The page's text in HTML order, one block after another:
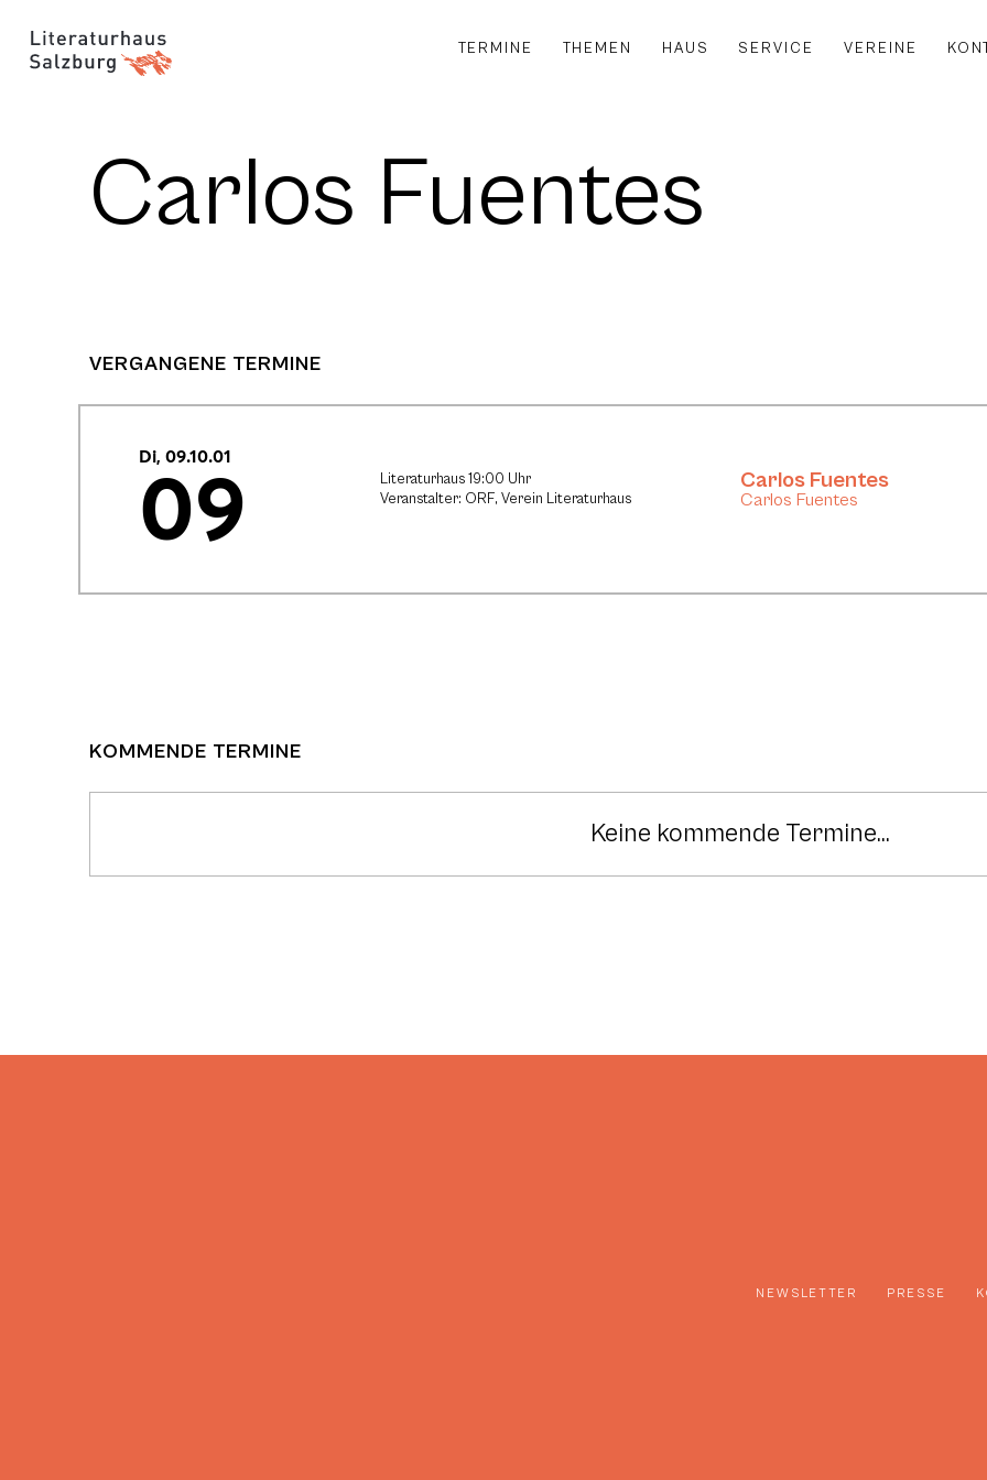
TERMINE THEMEN HAUS SERVICE VEREINE
Carlos Fuentes
VERGANGENE TERMINE
Di, 09.10.01
09
Literaturhaus 19:00 Uhr
Veranstalter: ORF, Verein Literaturhaus
Carlos Fuentes
Carlos Fuentes
KOMMENDE TERMINE
Keine kommende Termine...
NEWSLETTER PRESSE